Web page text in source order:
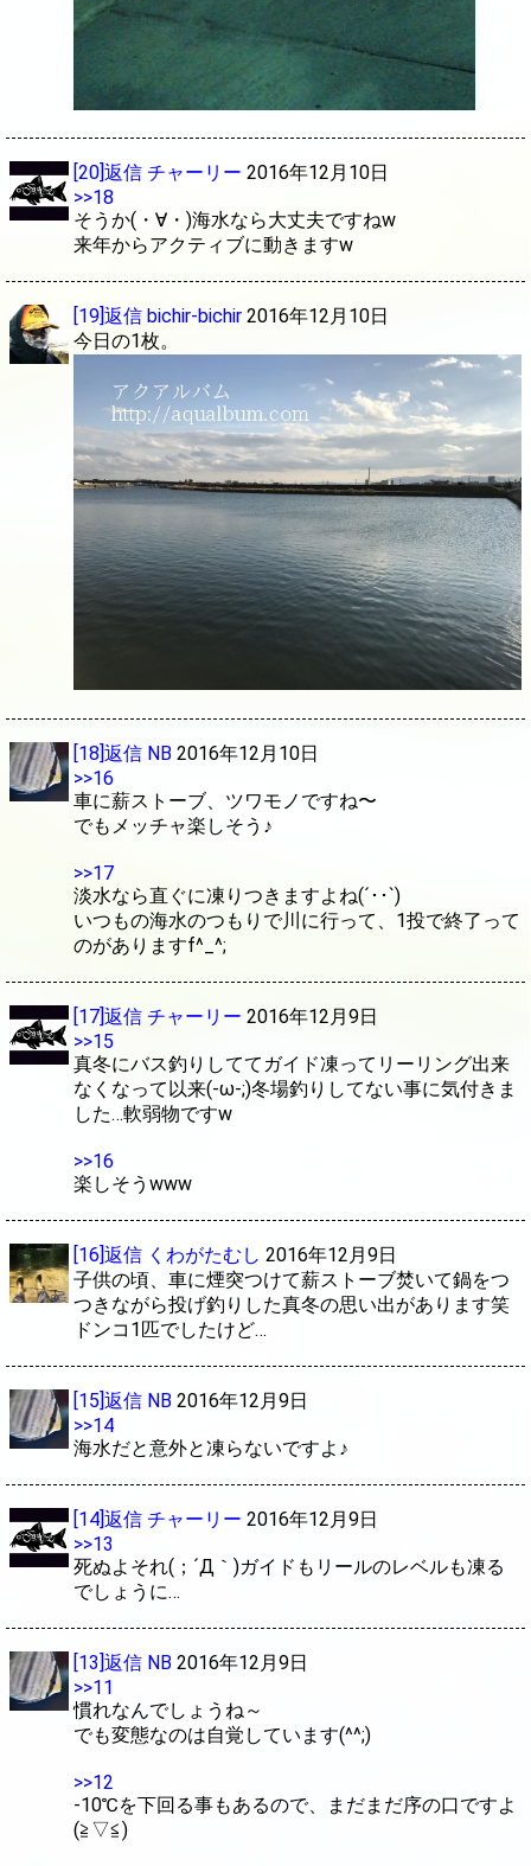
[20]返信 チャーリー 2016年12月10日
>>18
そうか(・∀・)海水なら大丈夫ですねw
来年からアクティブに動きますw
[19]返信 bichir-bichir 2016年12月10日
今日の1枚。
[18]返信 NB 2016年12月10日
>>16
車に薪ストーブ、ツワモノですね〜
でもメッチャ楽しそう♪
>>17
淡水なら直ぐに凍りつきますよね(´･･`)
いつもの海水のつもりで川に行って、1投で終了って
のがありますf^_^;
[17]返信 チャーリー 2016年12月9日
>>15
真冬にバス釣りしててガイド凍ってリーリング出来
なくなって以来(-ω-;)冬場釣りしてない事に気付きま
した…軟弱物ですw
>>16
楽しそうwww
[16]返信 くわがたむし 2016年12月9日
子供の頃、車に煙突つけて薪ストーブ焚いて鍋をつ
つきながら投げ釣りした真冬の思い出があります笑
ドンコ1匹でしたけど…
[15]返信 NB 2016年12月9日
>>14
海水だと意外と凍らないですよ♪
[14]返信 チャーリー 2016年12月9日
>>13
死ぬよそれ(；´Д｀)ガイドもリールのレベルも凍る
でしょうに…
[13]返信 NB 2016年12月9日
>>11
慣れなんでしょうね～
でも変態なのは自覚しています(^^;)
>>12
-10℃を下回る事もあるので、まだまだ序の口ですよ
(≧▽≦)